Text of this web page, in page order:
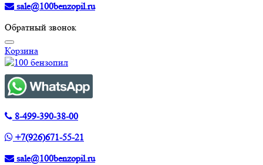
sale@100benzopil.ru
Обратный звонок
Корзина
8-499-390-38-00
+7(926)671-55-21
sale@100benzopil.ru